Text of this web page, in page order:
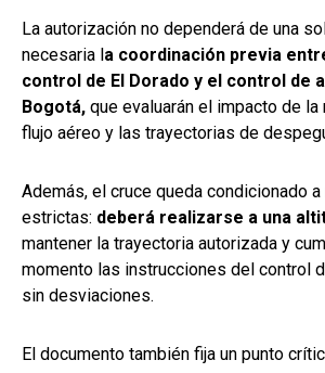
La autorización no dependerá de una
necesaria l a coordinación previa
control de El Dorado y el control de
Bogotá, que evaluarán el impacto de la
flujo aéreo y las trayectorias de
Además, el cruce queda condicionado
estrictas: deberá realizarse a una
mantener la trayectoria autorizada y
momento las instrucciones del control
sin desviaciones.
El documento también fija un punto